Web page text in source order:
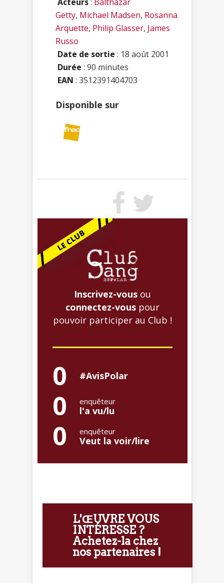
Getty, Michael Madsen, Rosanna
Arquette, Philip Glasser, James
Russo
Date de sortie : 18 août 2001
Durée : 90 minutes
EAN : 3512391404703
Disponible sur
Inscrivez-vous ou
connectez-vous pour
pouvoir participer au Club !
0 #AvisPolar
0 enquêteur
l'a vu/lu
0 enquêteur
Veut la voir/lire
L'ŒUVRE VOUS
INTÉRESSE ?
Achetez-la chez
nos partenaires !